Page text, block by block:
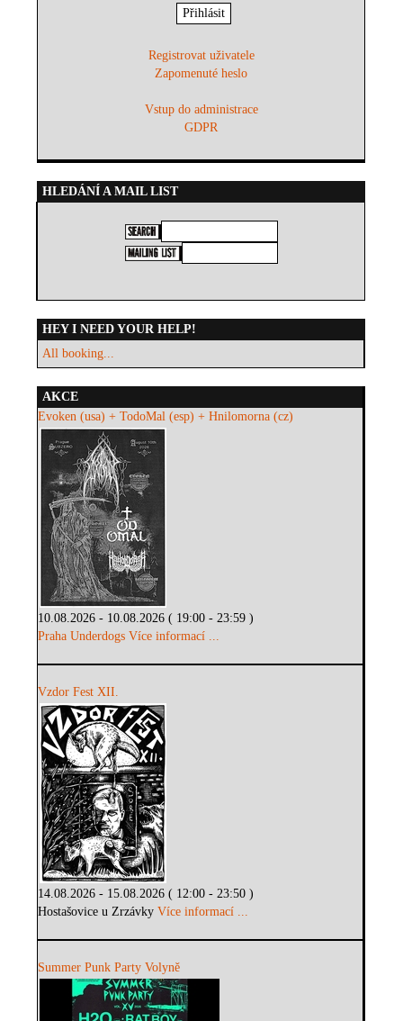
Registrovat uživatele
Zapomenuté heslo
Vstup do administrace
GDPR
HLEDÁNÍ A MAIL LIST
HEY I NEED YOUR HELP!
All booking...
AKCE
Evoken (usa) + TodoMal (esp) + Hnilomorna (cz)
10.08.2026 - 10.08.2026 ( 19:00 - 23:59 )
Praha Underdogs Více informací ...
Vzdor Fest XII.
14.08.2026 - 15.08.2026 ( 12:00 - 23:50 )
Hostašovice u ZrzávkyVíce informací ...
Summer Punk Party Volyně